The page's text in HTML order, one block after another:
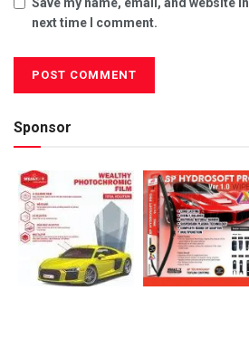
next time I comment.
Sponsor